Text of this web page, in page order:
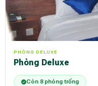
PHÒNG DELUXE
Phòng Deluxe
Còn 8 phòng trống